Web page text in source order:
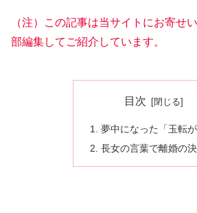
（注）この記事は当サイトにお寄せ
部編集してご紹介しています。
目次
夢中になった「玉転が
長女の言葉で離婚の